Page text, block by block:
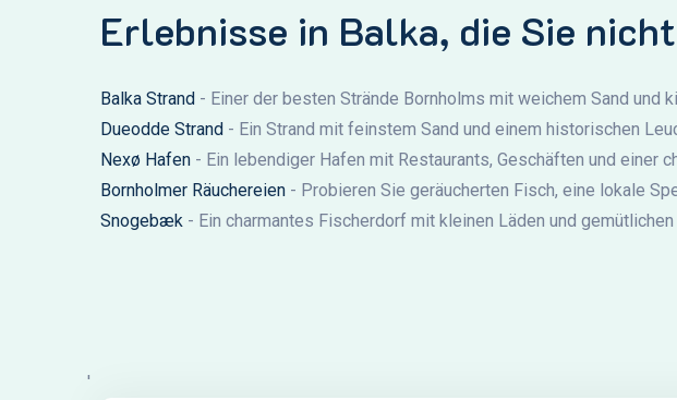
Erlebnisse in Balka, die Sie
Balka Strand- Einer der besten Strände Bornholms mit weichem Sand und
Dueodde Strand- Ein Strand mit feinstem Sand und einem historischen
Nexø Hafen- Ein lebendiger Hafen mit Restaurants, Geschäften und einer
Bornholmer Räuchereien- Probieren Sie geräucherten Fisch, eine lokale
Snogebæk - Ein charmantes Fischerdorf mit kleinen Läden und
'